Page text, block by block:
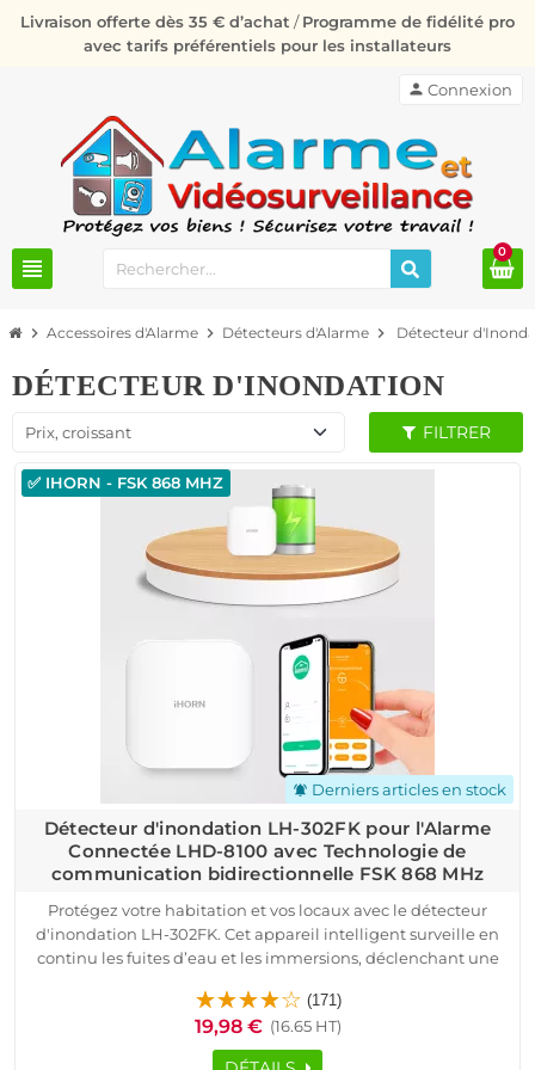
Livraison offerte dès 35 € d’achat /Programme de fidélité pro
avec tarifs préférentiels pour les installateurs
view_headline
person Connexion
0
chevron_right Accessoires d'Alarme chevron_right Détecteurs d'Alarme chevron_right Détecteur
DÉTECTEUR D'INONDATION
Prix, croissant FILTRER
notifications_active Derniers articles en stock
✅ IHORN - FSK 868 MHZ
Détecteur d'inondation LH-302FK pour l'Alarme
Connectée LHD-8100 avec Technologie de
communication bidirectionnelle FSK 868 MHz
Protégez votre habitation et vos locaux avec le détecteur
d'inondation LH-302FK. Cet appareil intelligent surveille en
continu les fuites d’eau et les immersions, déclenchant une
Grâce à sa technologie de communication bidirectionnelle
FSK 868 MHz, il garantit une transmission ultra-fiable avec
une portée allant jusqu’à 800 mètres en extérieur.
(171)
19,98 € (16.65 HT)